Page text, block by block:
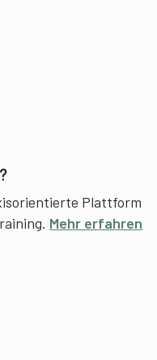
Plattform
Mehr erfahren